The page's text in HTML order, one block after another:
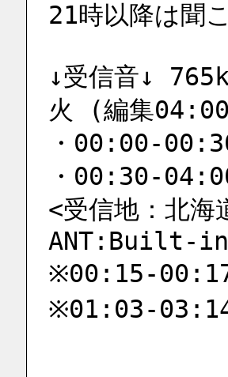
21時以降は聞
↓受信音↓
火 (編集
・00:00-
・00:30-
<受信地：北
ANT:Built-
※00:15-
※01:03-